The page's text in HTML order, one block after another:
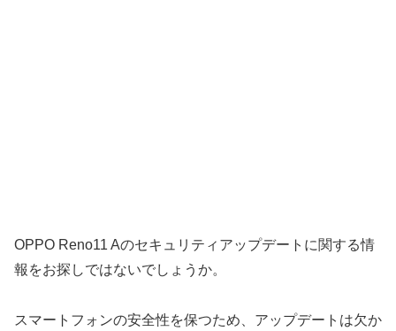
OPPO Reno11 Aのセキュリティアップデートに関する情
報をお探しではないでしょうか。
スマートフォンの安全性を保つため、アップデートは欠か